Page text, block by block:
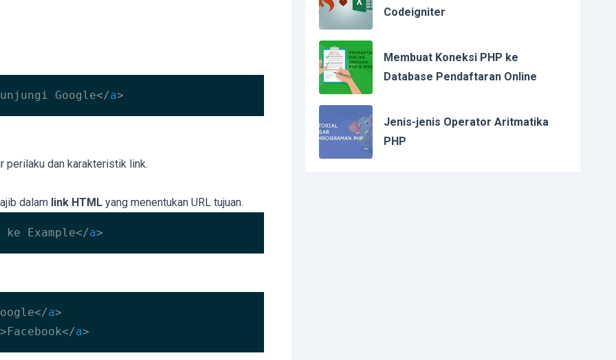
Google</a>
perilaku dan karakteristik link.
dalam link HTML yang menentukan URL tujuan.
Example</a>
</a>
>Facebook</a>
Codeigniter
Membuat Koneksi PHP ke
Database Pendaftaran Online
Jenis-jenis Operator Aritmatika
PHP